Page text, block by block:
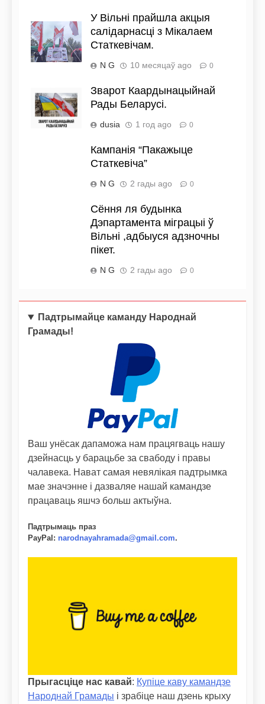
У Вільні прайшла акцыя
салідарнасці з Мікалаем
Статкевічам.
N G 10 месяцаў ago 0
Зварот Каардынацыйнай
Рады Беларусі.
dusia 1 год ago 0
Кампанія “Пакажыце
Статкевіча”
N G 2 гады ago 0
Сёння ля будынка
Дэпартамента міграцыі ў
Вільні ,адбыуся адзночны
пікет.
N G 2 гады ago 0
Падтрымайце каманду Народнай
Грамады!
Ваш унёсак дапаможа нам працягваць нашу
дзейнасць у барацьбе за свабоду і правы
чалавека. Нават самая невялікая падтрымка
мае значэнне і дазваляе нашай камандзе
працаваць яшчэ больш актыўна.
Падтрымаць праз
PayPal : narodnayahramada@gmail.com.
Прыгасціце нас кавай: Купіце каву камандзе
Народнай Грамады і зрабіце наш дзень крыху